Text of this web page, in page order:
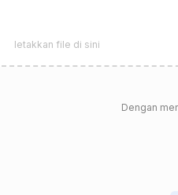
letakkan file di sini
Dengan